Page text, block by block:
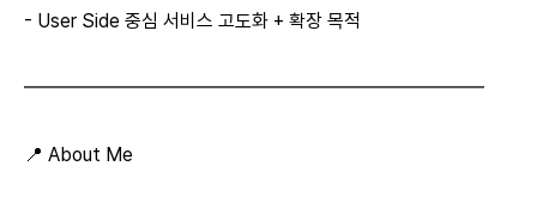
- User Side 중심 서비스 고도화 + 확장 목적
━━━━━━━━━━━━━━━━━━━━━━━━
📍 About Me